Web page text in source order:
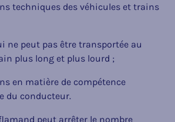
techniques des véhicules et trains
ne peut pas être transportée au
plus long et plus lourd ;
en matière de compétence
du conducteur.
peut arrêter le nombre